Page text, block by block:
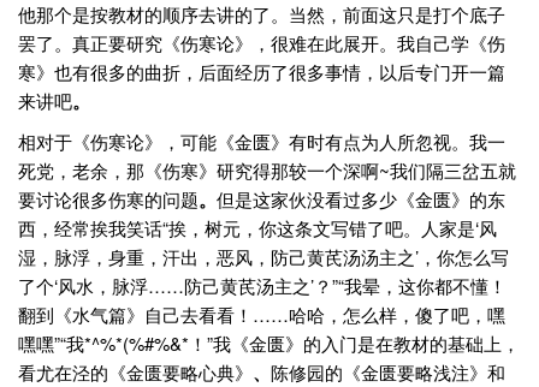
他那个是按教材的顺序去讲的了。当然，前面这只是打个底子
罢了。真正要研究《伤寒论》，很难在此展开。我自己学《伤
寒》也有很多的曲折，后面经历了很多事情，以后专门开一篇
来讲吧。
相对于《伤寒论》，可能《金匮》有时有点为人所忽视。我一
死党，老余，那《伤寒》研究得那较一个深啊~我们隔三岔五就
要讨论很多伤寒的问题。 但是这家伙没看过多少《金匮》的东
西，经常挨我笑话“挨，树元，你这条文写错了吧。人家是‘风
湿，脉浮，身重，汗出，恶风，防己黄芪汤汤主之’，你怎么写
了个‘风水，脉浮……防己黄芪汤主之’？”“我晕，这你都不懂！
翻到《水气篇》自己去看看！……哈哈，怎么样，傻了吧，嘿
嘿嘿”“我*^%*(%#%&*！”我《金匮》的入门是在教材的基础上，
看尤在泾的《金匮要略心典》 、 陈修园的《金匮要略浅注》和